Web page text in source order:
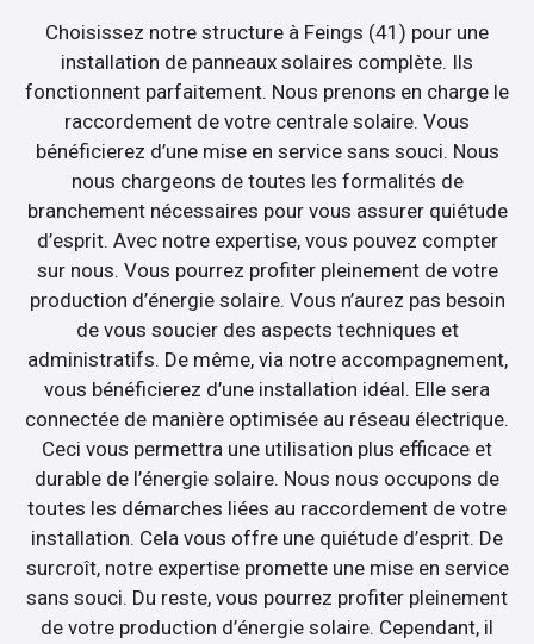
Choisissez notre structure à Feings (41) pour une
installation de panneaux solaires complète. Ils
fonctionnent parfaitement. Nous prenons en charge le
raccordement de votre centrale solaire. Vous
bénéficierez d’une mise en service sans souci. Nous
nous chargeons de toutes les formalités de
branchement nécessaires pour vous assurer quiétude
d’esprit. Avec notre expertise, vous pouvez compter
sur nous. Vous pourrez profiter pleinement de votre
production d’énergie solaire. Vous n’aurez pas besoin
de vous soucier des aspects techniques et
administratifs. De même, via notre accompagnement,
vous bénéficierez d’une installation idéal. Elle sera
connectée de manière optimisée au réseau électrique.
Ceci vous permettra une utilisation plus efficace et
durable de l’énergie solaire. Nous nous occupons de
toutes les démarches liées au raccordement de votre
installation. Cela vous offre une quiétude d’esprit. De
surcroît, notre expertise promette une mise en service
sans souci. Du reste, vous pourrez profiter pleinement
de votre production d’énergie solaire. Cependant, il